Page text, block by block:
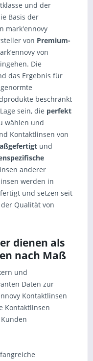
und der
Basis der
mark'ennovy
von Premium-
von
Die
das Ergebnis für
beschränkt
sein, die perfekt
wählen und
Kontaktlinsen von
und
anderer
werden in
und setzen seit
Qualität von
dienen als
nach Maß
und
Daten zur
Kontaktlinsen
Kontaktlinsen